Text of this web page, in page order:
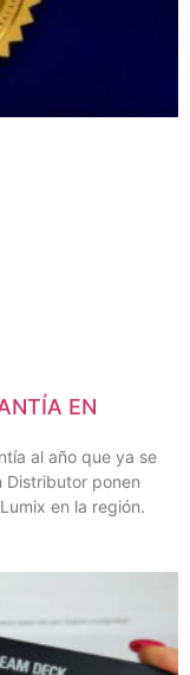
EN
al año que ya se
Distributor ponen
en la región.